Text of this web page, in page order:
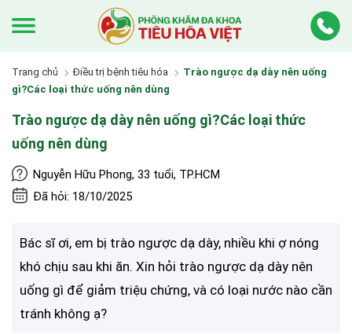
Trang chủ Điều trị bệnh tiêu hóa
Trào ngược dạ dày nên uống
gì?Các loại thức uống nên dùng
Trào ngược dạ dày nên uống gì?Các loại thức
uống nên dùng
Nguyễn Hữu Phong, 33 tuổi, TP.HCM
Đã hỏi: 18/10/2025
Bác sĩ ơi, em bị trào ngược dạ dày, nhiều khi ợ nóng
khó chịu sau khi ăn. Xin hỏi trào ngược dạ dày nên
uống gì để giảm triệu chứng, và có loại nước nào cần
tránh không ạ?